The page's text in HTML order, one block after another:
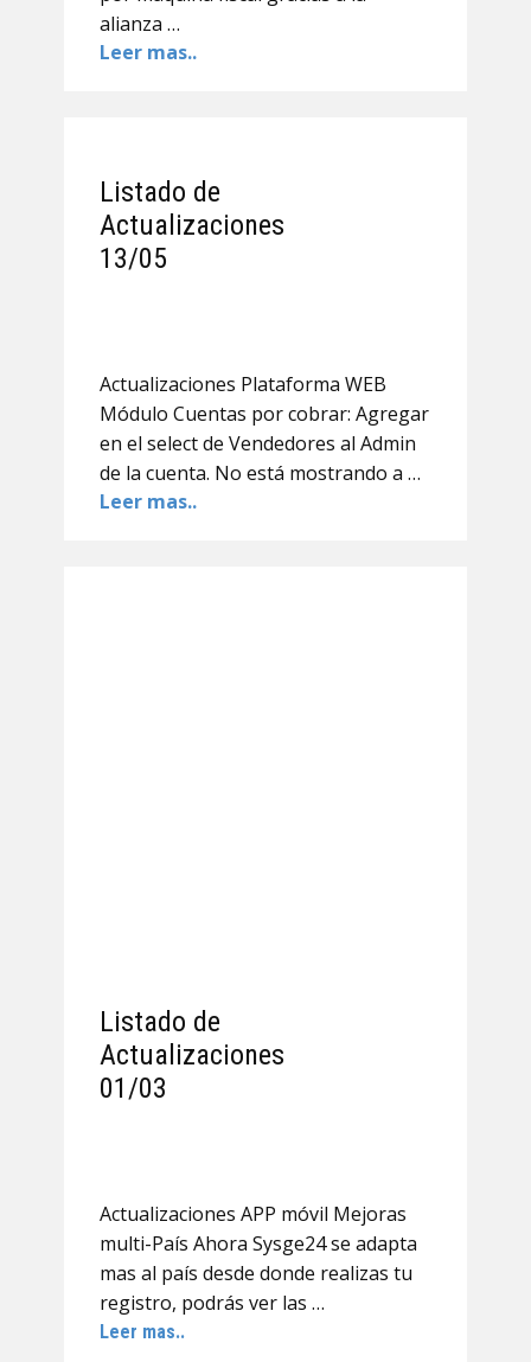
alianza …
Leer mas..
Listado de
Actualizaciones
13/05
Actualizaciones Plataforma WEB
Módulo Cuentas por cobrar: Agregar
en el select de Vendedores al Admin
de la cuenta. No está mostrando a …
Leer mas..
Listado de
Actualizaciones
01/03
Actualizaciones APP móvil Mejoras
multi-País Ahora Sysge24 se adapta
mas al país desde donde realizas tu
registro, podrás ver las …
Leer mas..